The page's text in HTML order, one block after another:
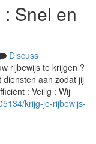
Snel en
Discuss
rijbewijs te krijgen ?
diensten aan zodat jij
: Veilig : Wij
krijg-je-rijbewijs-